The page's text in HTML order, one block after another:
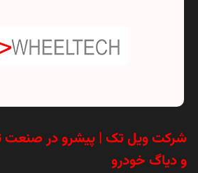
شرکت ویل تک | پیشرو در صنعت
و دیاگ خودرو